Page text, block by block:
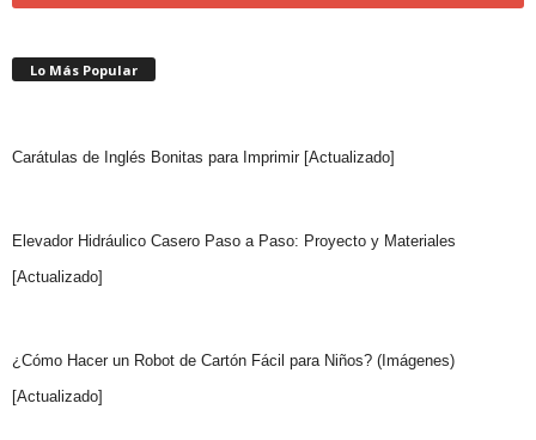
Lo Más Popular
Carátulas de Inglés Bonitas para Imprimir [Actualizado]
Elevador Hidráulico Casero Paso a Paso: Proyecto y Materiales
[Actualizado]
¿Cómo Hacer un Robot de Cartón Fácil para Niños? (Imágenes)
[Actualizado]